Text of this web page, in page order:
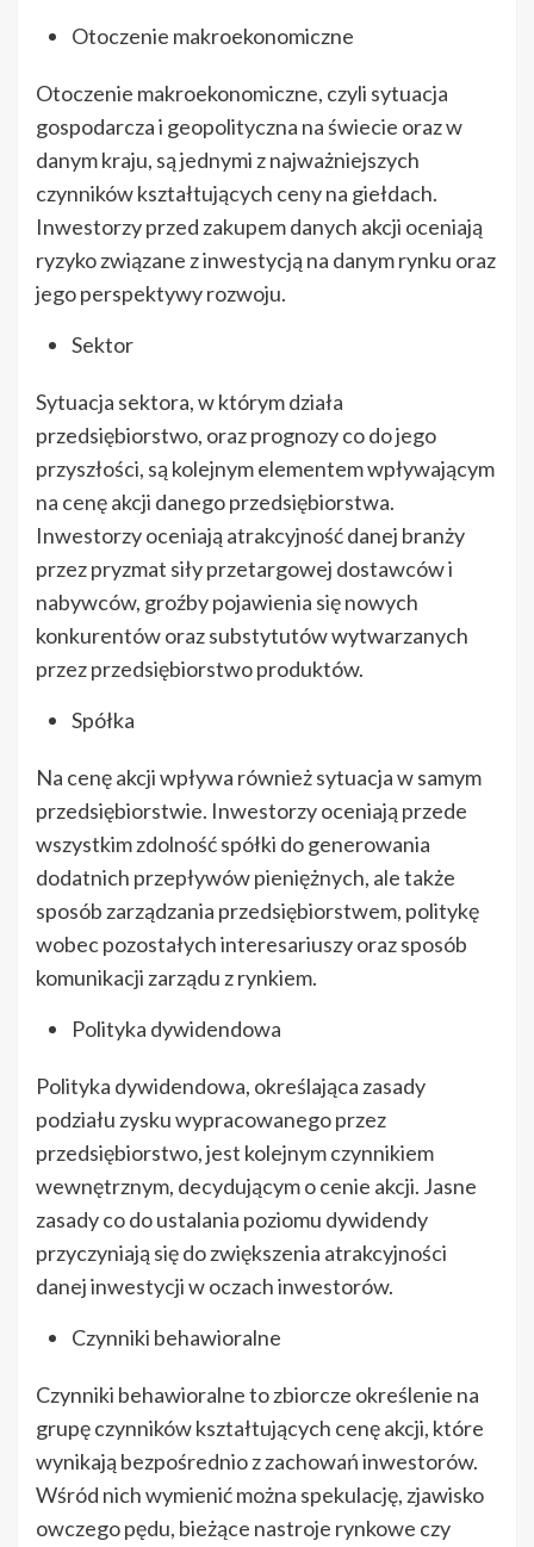
Otoczenie makroekonomiczne
Otoczenie makroekonomiczne, czyli sytuacja
gospodarcza i geopolityczna na świecie oraz w
danym kraju, są jednymi z najważniejszych
czynników kształtujących ceny na giełdach.
Inwestorzy przed zakupem danych akcji oceniają
ryzyko związane z inwestycją na danym rynku oraz
jego perspektywy rozwoju.
Sektor
Sytuacja sektora, w którym działa
przedsiębiorstwo, oraz prognozy co do jego
przyszłości, są kolejnym elementem wpływającym
na cenę akcji danego przedsiębiorstwa.
Inwestorzy oceniają atrakcyjność danej branży
przez pryzmat siły przetargowej dostawców i
nabywców, groźby pojawienia się nowych
konkurentów oraz substytutów wytwarzanych
przez przedsiębiorstwo produktów.
Spółka
Na cenę akcji wpływa również sytuacja w samym
przedsiębiorstwie. Inwestorzy oceniają przede
wszystkim zdolność spółki do generowania
dodatnich przepływów pieniężnych, ale także
sposób zarządzania przedsiębiorstwem, politykę
wobec pozostałych interesariuszy oraz sposób
komunikacji zarządu z rynkiem.
Polityka dywidendowa
Polityka dywidendowa, określająca zasady
podziału zysku wypracowanego przez
przedsiębiorstwo, jest kolejnym czynnikiem
wewnętrznym, decydującym o cenie akcji. Jasne
zasady co do ustalania poziomu dywidendy
przyczyniają się do zwiększenia atrakcyjności
danej inwestycji w oczach inwestorów.
Czynniki behawioralne
Czynniki behawioralne to zbiorcze określenie na
grupę czynników kształtujących cenę akcji, które
wynikają bezpośrednio z zachowań inwestorów.
Wśród nich wymienić można spekulację, zjawisko
owczego pędu, bieżące nastroje rynkowe czy